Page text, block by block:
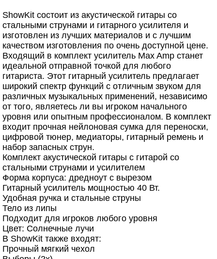
ShowKit состоит из акустической гитары со
стальными струнами и гитарного усилителя и
изготовлен из лучших материалов и с лучшим
качеством изготовления по очень доступной цене.
Входящий в комплект усилитель Max Amp станет
идеальной отправной точкой для любого
гитариста. Этот гитарный усилитель предлагает
широкий спектр функций с отличным звуком для
различных музыкальных применений, независимо
от того, являетесь ли вы игроком начального
уровня или опытным профессионалом. В комплект
входит прочная нейлоновая сумка для переноски,
цифровой тюнер, медиаторы, гитарный ремень и
набор запасных струн.
Комплект акустической гитары с гитарой со
стальными струнами и усилителем
Форма корпуса: дредноут с вырезом
Гитарный усилитель мощностью 40 Вт.
Удобная ручка и стальные струны
Тело из липы
Подходит для игроков любого уровня
Цвет: Солнечные лучи
В ShowKit также входят:
Прочный мягкий чехол